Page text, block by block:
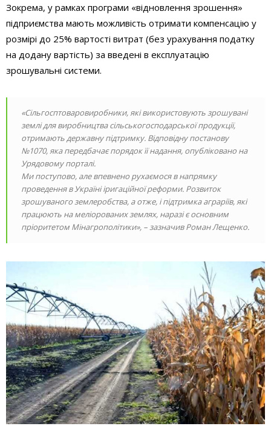
Зокрема, у рамках програми «відновлення зрошення»
підприємства мають можливість отримати компенсацію у
розмірі до 25% вартості витрат (без урахування податку
на додану вартість) за введені в експлуатацію
зрошувальні системи.
«Сільгосптоваровиробники, які використовують зрошувані
землі для виробництва сільськогосподарської продукції,
отримають державну підтримку. Відповідну постанову
№1070, яка передбачає порядок її надання, опубліковано на
Урядовому порталі.
Ми поступово, але впевнено рухаємося в напрямку
проведення в Україні іригаційної реформи. Розвиток
зрошуваного землеробства, а отже, і підтримка аграріїв, які
працюють на меліорованих землях, наразі є основним
пріоритетом Мінагрополітики», – зазначив Роман Лещенко.